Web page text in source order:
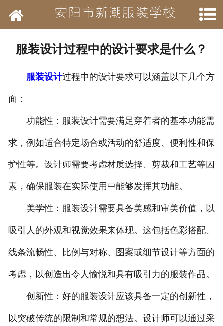
网站首页
作品展示
结业待遇
承接业务
历年荣誉
招聘信息
服装设计过程中的设计要求是什么？
服装设计过程中的设计要求可以涵盖以下几个方
面：
功能性：服装设计需要满足穿着者的基本功能需
求，例如适合特定场合或活动的舒适度、便利性和保
护性等。设计师需要考虑材质选择、剪裁和工艺等因
素，确保服装在实际使用中能够发挥其功能。
美学性：服装设计需要具备美感和审美价值，以
吸引人的外观和视觉效果来体现。这包括色彩搭配、
线条流畅性、比例与对称、图案或细节设计等方面的
考虑，以创造出令人愉悦和具有吸引力的服装作品。
创新性：好的服装设计应该具备一定的创新性，
以突破传统的限制和常规的想法。设计师可以通过采